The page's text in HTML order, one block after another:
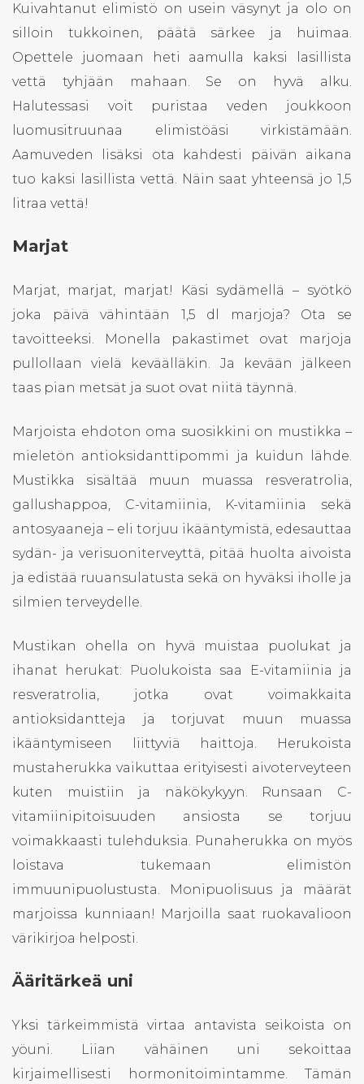
Kuivahtanut elimistö on usein väsynyt ja olo on
silloin tukkoinen, päätä särkee ja huimaa.
Opettele juomaan heti aamulla kaksi lasillista
vettä tyhjään mahaan. Se on hyvä alku.
Halutessasi voit puristaa veden joukkoon
luomusitruunaa elimistöäsi virkistämään.
Aamuveden lisäksi ota kahdesti päivän aikana
tuo kaksi lasillista vettä. Näin saat yhteensä jo 1,5
litraa vettä!
Marjat
Marjat, marjat, marjat! Käsi sydämellä – syötkö
joka päivä vähintään 1,5 dl marjoja? Ota se
tavoitteeksi. Monella pakastimet ovat marjoja
pullollaan vielä keväälläkin. Ja kevään jälkeen
taas pian metsät ja suot ovat niitä täynnä.
Marjoista ehdoton oma suosikkini on mustikka –
mieletön antioksidanttipommi ja kuidun lähde.
Mustikka sisältää muun muassa resveratrolia,
gallushappoa, C-vitamiinia, K-vitamiinia sekä
antosyaaneja – eli torjuu ikääntymistä, edesauttaa
sydän- ja verisuoniterveyttä, pitää huolta aivoista
ja edistää ruuansulatusta sekä on hyväksi iholle ja
silmien terveydelle.
Mustikan ohella on hyvä muistaa puolukat ja
ihanat herukat: Puolukoista saa E-vitamiinia ja
resveratrolia, jotka ovat voimakkaita
antioksidantteja ja torjuvat muun muassa
ikääntymiseen liittyviä haittoja. Herukoista
mustaherukka vaikuttaa erityisesti aivoterveyteen
kuten muistiin ja näkökykyyn. Runsaan C-
vitamiinipitoisuuden ansiosta se torjuu
voimakkaasti tulehduksia. Punaherukka on myös
loistava tukemaan elimistön
immuunipuolustusta. Monipuolisuus ja määrät
marjoissa kunniaan! Marjoilla saat ruokavalioon
värikirjoa helposti.
Ääritärkeä uni
Yksi tärkeimmistä virtaa antavista seikoista on
yöuni. Liian vähäinen uni sekoittaa
kirjaimellisesti hormonitoimintamme. Tämän